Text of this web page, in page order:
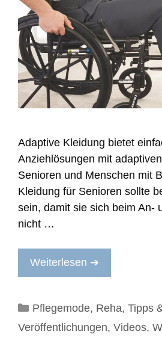
Adaptive Kleidung bietet
Anziehlösungen mit
Senioren und Menschen mit
Kleidung für Senioren sollte
sein, damit sie sich beim An-
nicht …
Weiterlesen ➔
Kategorien
Pflegemode, Reha, Tipps
Veröffentlichungen, Videos,